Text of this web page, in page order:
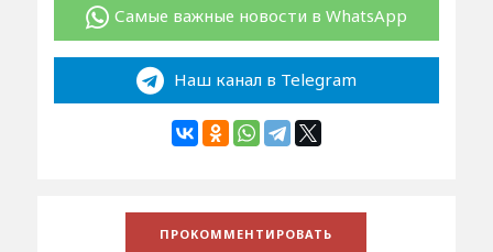
Самые важные новости в WhatsApp
Наш канал в Telegram